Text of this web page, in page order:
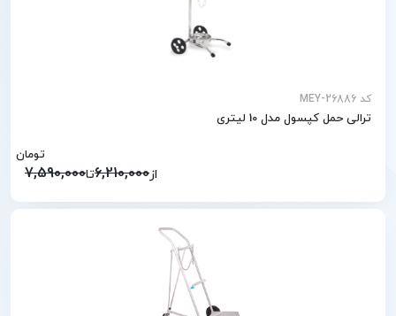
کد MEY-26886
ترالی حمل کپسول مدل 10 لیتری
از6,210,000تا7,590,000
تومان